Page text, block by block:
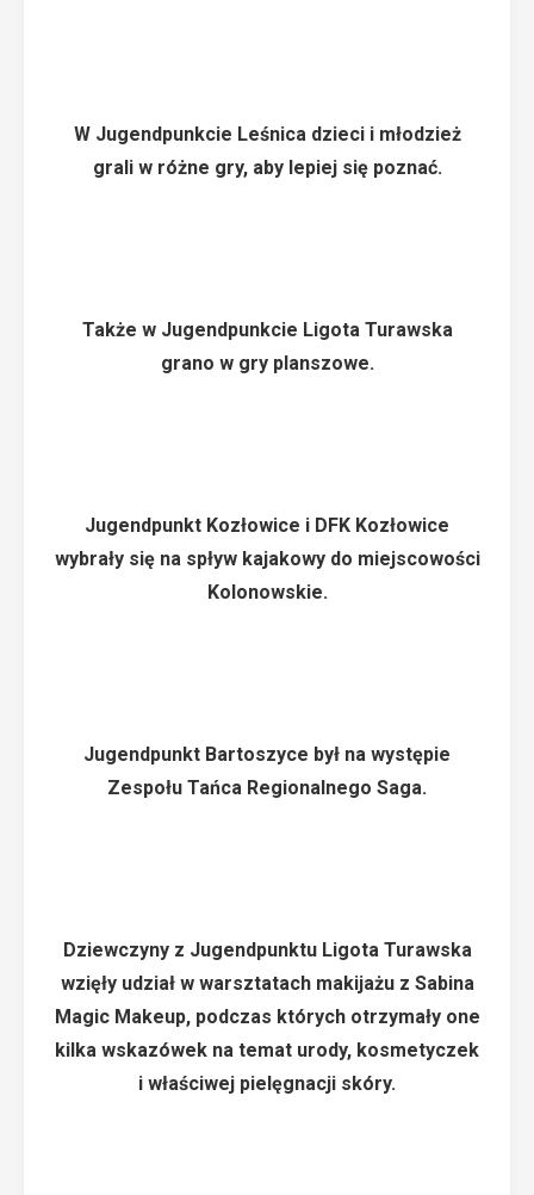
W Jugendpunkcie Leśnica dzieci i młodzież
grali w różne gry, aby lepiej się poznać.
Także w Jugendpunkcie Ligota Turawska
grano w gry planszowe.
Jugendpunkt Kozłowice i DFK Kozłowice
wybrały się na spływ kajakowy do miejscowości
Kolonowskie.
Jugendpunkt Bartoszyce był na występie
Zespołu Tańca Regionalnego Saga.
Dziewczyny z Jugendpunktu Ligota Turawska
wzięły udział w warsztatach makijażu z Sabina
Magic Makeup, podczas których otrzymały one
kilka wskazówek na temat urody, kosmetyczek
i właściwej pielęgnacji skóry.